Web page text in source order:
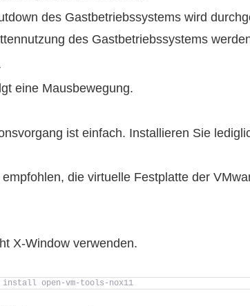
des Gastbetriebssystems wird
des Gastbetriebssystems
eine Mausbewegung.
ist einfach. Installieren Sie
die virtuelle Festplatte der
X-Window verwenden.
install open-vm-tools-nox11